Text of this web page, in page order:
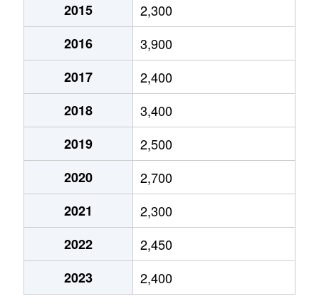
5,900万円 弁天町
1,400万円 弁天町
1,400万円 弁天町
1,800万円 弁天町
7,500万円 弁天町
1,300万円 弁天町
弁天
1,300万円 弁天町 徒歩6分
弁天
1,400万円 弁天町 徒歩8分
弁天
8,100万円 弁天町 徒歩4分
2015
2,300
2016
3,900
2017
2,400
2018
3,400
2019
2,500
2020
2,700
2021
2,300
2022
2,450
2023
2,400